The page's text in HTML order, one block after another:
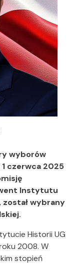
wyborów
czerwca 2025
Instytutu
został wybrany
Historii UG
2008. W
stopień